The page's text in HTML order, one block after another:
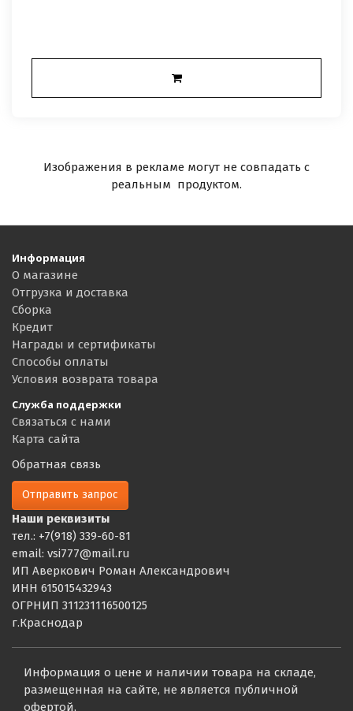
Изображения в рекламе могут не совпадать с
реальным продуктом.
Информация
О магазине
Отгрузка и доставка
Сборка
Кредит
Награды и сертификаты
Способы оплаты
Условия возврата товара
Служба поддержки
Связаться с нами
Карта сайта
Обратная связь
Отправить запрос
Наши реквизиты
тел.: +7(918) 339-60-81
email: vsi777@mail.ru
ИП Аверкович Роман Александрович
ИНН 615015432943
ОГРНИП 311231116500125
г.Краснодар
Информация о цене и наличии товара на складе,
размещенная на сайте, не является публичной
офертой,